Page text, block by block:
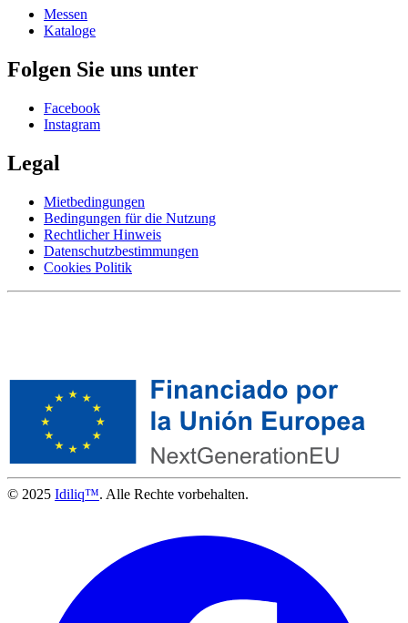
Messen
Kataloge
Folgen Sie uns unter
Facebook
Instagram
Legal
Mietbedingungen
Bedingungen für die Nutzung
Rechtlicher Hinweis
Datenschutzbestimmungen
Cookies Politik
© 2025 Idiliq™. Alle Rechte vorbehalten.